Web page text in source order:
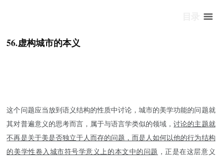
56.虚构城市的本义
这个问题应当放到语义结构的性质中讨论，城市的美学功能的问题就
其对普遍意义的思考而言，属于与语言学类似的领域，讨论的主题就
不再是关于美是否独立于人而存的问题，而是人如何以他的行为结构
的美学性卷入城市符号学意义上的本文中的问题 ，正是在这层意义